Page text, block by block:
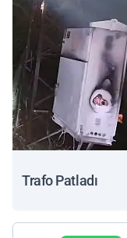
Trafo Patladı